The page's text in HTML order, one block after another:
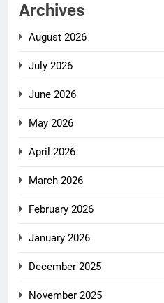
Archives
August 2026
July 2026
June 2026
May 2026
April 2026
March 2026
February 2026
January 2026
December 2025
November 2025